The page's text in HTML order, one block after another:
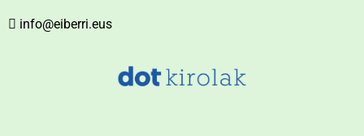
info@eiberri.eus